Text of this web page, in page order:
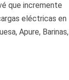
que incremente
eléctricas en
Apure, Barinas,